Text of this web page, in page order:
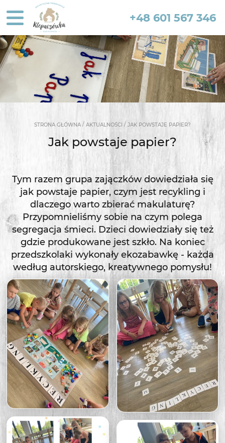
+48 601 567 346
STRONA GŁÓWNA / AKTUALNOŚCI / JAK POWSTAJE PAPIER?
Jak powstaje papier?
Tym razem grupa zajączków dowiedziała się
jak powstaje papier, czym jest recykling i
dlaczego warto zbierać makulaturę?
Przypomnieliśmy sobie na czym polega
segregacja śmieci. Dzieci dowiedziały się też
gdzie produkowane jest szkło. Na koniec
przedszkolaki wykonały ekozabawkę - każda
według autorskiego, kreatywnego pomysłu!